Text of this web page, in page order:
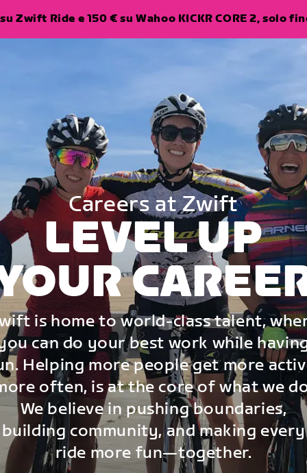
Zwift Ride e 150 € su Wahoo KICKR CORE 2, solo
Careers at Zwift
LEVEL UP
is home to world-class talent,
can do your best work while
Helping more people get more
often, is at the core of what we
We believe in pushing boundaries,
building community, and making every
ride more fun—together.